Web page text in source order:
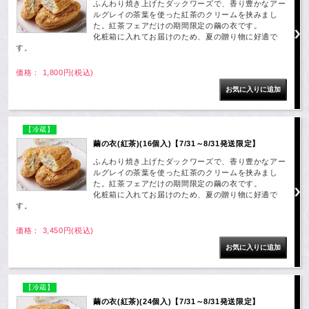
ふんわり焼き上げたダックワーズで、香り豊かなアー
ルグレイの茶葉を使った紅茶のクリームを挟みまし
た。紅茶フェアだけの期間限定の繭の衣です。
化粧箱に入れてお届けのため、夏の贈り物に好適で
す。
価格： 1,800円(税込)
【冷蔵】
繭の衣(紅茶)(16個入)【7/31～8/31発送限定】
ふんわり焼き上げたダックワーズで、香り豊かなアー
ルグレイの茶葉を使った紅茶のクリームを挟みまし
た。紅茶フェアだけの期間限定の繭の衣です。
化粧箱に入れてお届けのため、夏の贈り物に好適で
す。
価格： 3,450円(税込)
【冷蔵】
繭の衣(紅茶)(24個入)【7/31～8/31発送限定】